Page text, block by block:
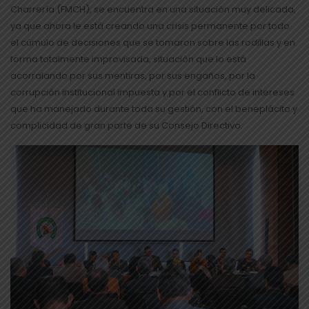
Charrería (FMCH), se encuentra en una situación muy delicada,
ya que ahora le está creando una crisis permanente por todo
el cúmulo de decisiones que se tomaron sobre las rodillas y en
forma totalmente improvisada, situación que lo está
acorralando por sus mentiras, por sus engaños, por la
corrupción institucional impuesta y por el conflicto de intereses
que ha manejado durante toda su gestión, con el beneplácito y
complicidad de gran parte de su Consejo Directivo.